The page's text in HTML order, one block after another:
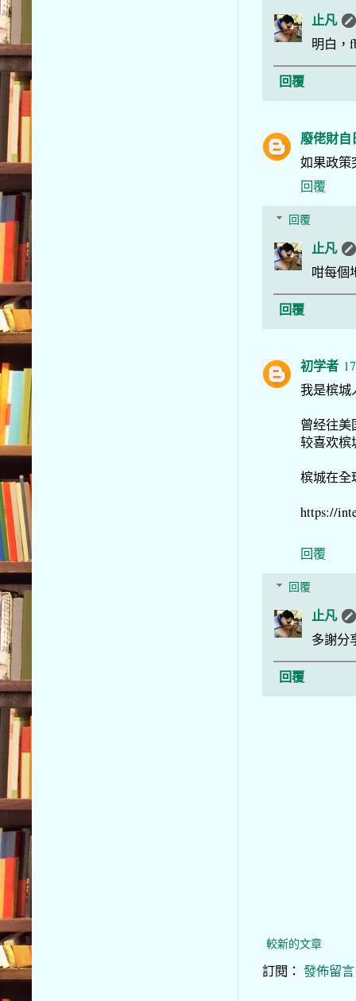
止凡
明白，
回覆
廢佬財自
如果政策
回覆
回覆
止凡
咁每個
回覆
初学者
我是槟城
曾经往美
较喜欢槟
槟城在全
https://
回覆
回覆
止凡
多謝分
回覆
較新的文章
訂閱： 發佈留